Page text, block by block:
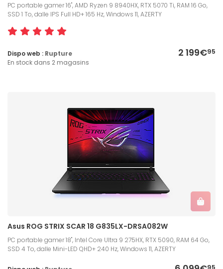
PC portable gamer 16", AMD Ryzen 9 8940HX, RTX 5070 Ti, RAM 16 Go,
SSD 1 To, dalle IPS Full HD+ 165 Hz, Windows 11, AZERTY
2 199€95
Dispo web : Rupture
En stock dans 2 magasins
Asus ROG STRIX SCAR 18 G835LX-DRSA082W
PC portable gamer 18", Intel Core Ultra 9 275HX, RTX 5090, RAM 64 Go,
SSD 4 To, dalle Mini-LED QHD+ 240 Hz, Windows 11, AZERTY
95